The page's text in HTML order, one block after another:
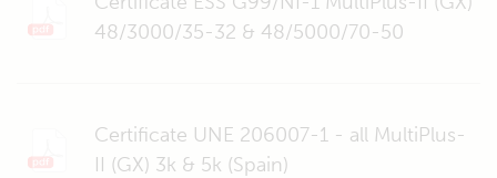
48/3000/35-32 & 48/5000/70-50
Certificate UNE 206007-1 - all MultiPlus-
II (GX) 3k & 5k (Spain)